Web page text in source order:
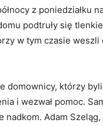
z
podtruły się
w tym czasie
domownicy, którzy
i wezwał pomoc.
nadkom. Adam